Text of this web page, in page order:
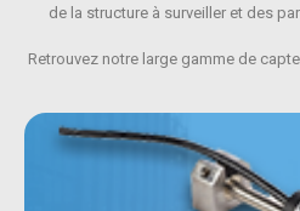
de la structure à surveiller et des
Retrouvez notre large gamme de